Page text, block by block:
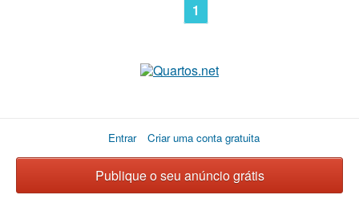
1
Entrar Criar uma conta gratuita
Publique o seu anúncio grátis